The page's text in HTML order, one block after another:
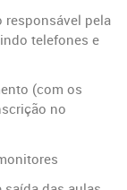
responsável pela
telefones e
(com os
no